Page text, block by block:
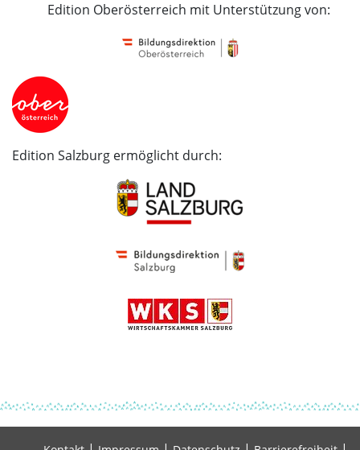
Edition Oberösterreich mit Unterstützung von:
Edition Salzburg ermöglicht durch: